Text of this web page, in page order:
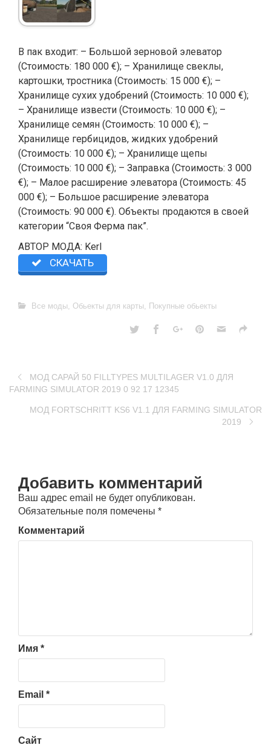
В пак входит: – Большой зерновой элеватор
(Стоимость: 180 000 €); – Хранилище свеклы,
картошки, тростника (Стоимость: 15 000 €); –
Хранилище сухих удобрений (Стоимость: 10 000 €);
– Хранилище извести (Стоимость: 10 000 €); –
Хранилище семян (Стоимость: 10 000 €); –
Хранилище гербицидов, жидких удобрений
(Стоимость: 10 000 €); – Хранилище щепы
(Стоимость: 10 000 €); – Заправка (Стоимость: 3 000
€); – Малое расширение элеватора (Стоимость: 45
000 €); – Большое расширение элеватора
(Стоимость: 90 000 €). Объекты продаются в своей
категории “Своя Ферма пак”.
АВТОР МОДА: Kerl
СКАЧАТЬ
Все моды, Обьекты для карты, Покупные обьекты
MOД САРАЙ 50 FILLTYPES MULTILAGER V1.0 ДЛЯ
FARMING SIMULATOR 2019 0 92 17 12345
MOД FORTSCHRITT KS6 V1.1 ДЛЯ FARMING SIMULATOR
2019
Добавить комментарий
Ваш адрес email не будет опубликован.
Обязательные поля помечены *
Комментарий
Имя *
Email *
Сайт